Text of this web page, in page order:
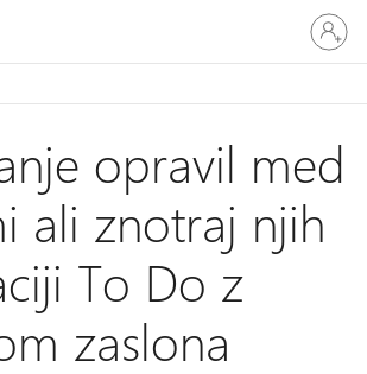
Vpišite
se
v
račun
opravil med
ali znotraj njih
To Do z
zaslona